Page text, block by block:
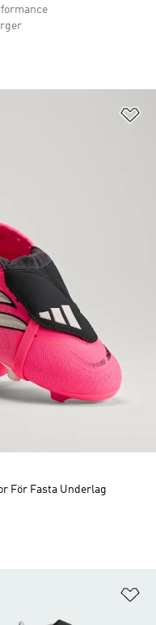
För Fasta Underlag